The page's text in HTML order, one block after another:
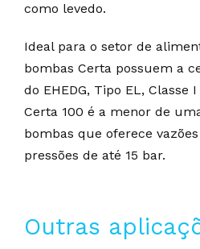
como levedo.
Ideal para o setor de
bombas Certa possuem a
do EHEDG, Tipo EL, Classe
Certa 100 é a menor de
bombas que oferece
pressões de até 15 bar.
Outras